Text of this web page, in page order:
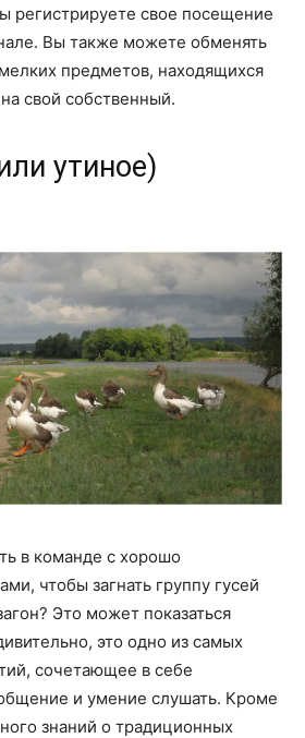
регистрируете свое посещение
Вы также можете обменять
предметов, находящихся
свой собственный.
утиное)
в команде с хорошо
чтобы загнать группу гусей
Это может показаться
это одно из самых
сочетающее в себе
и умение слушать. Кроме
знаний о традиционных